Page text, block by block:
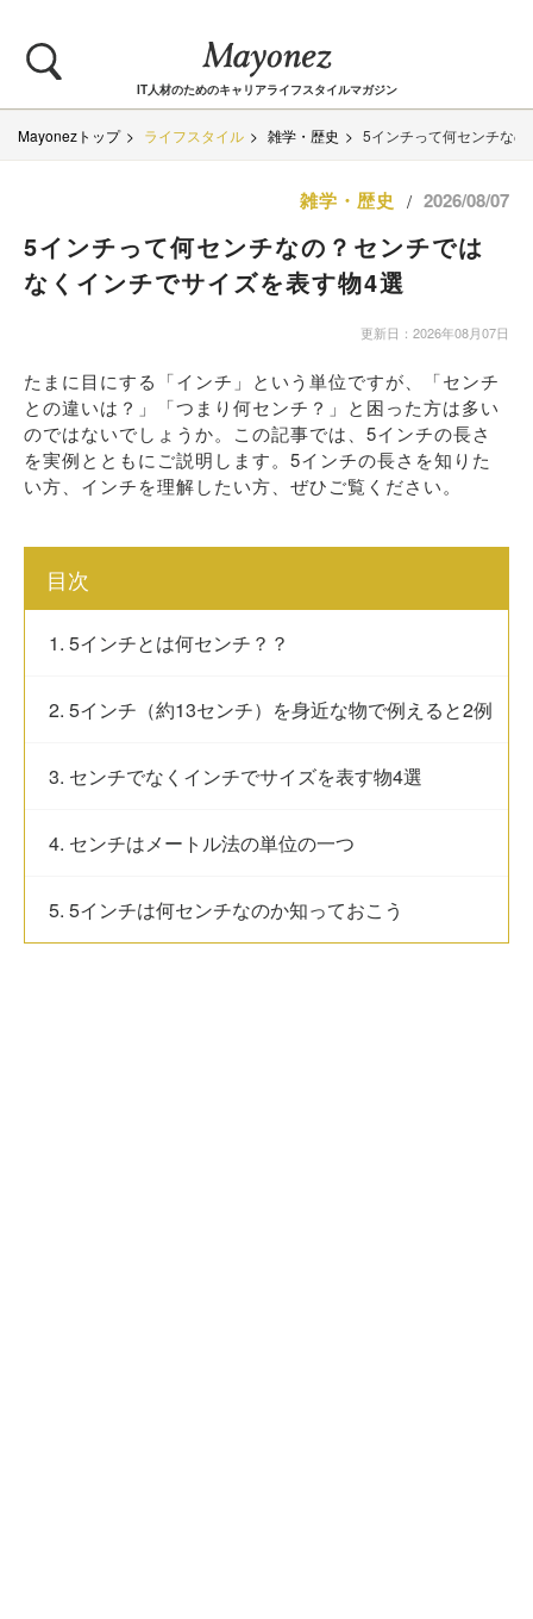
IT人材のためのキャリアライフスタイルマガジン
Mayonezトップ ライフスタイル 雑学・歴史 5インチって何センチな
雑学・歴史 / 2026/08/07
5インチって何センチなの？センチでは
なくインチでサイズを表す物4選
更新日：2026年08月07日
たまに目にする「インチ」という単位ですが、「センチ
との違いは？」「つまり何センチ？」と困った方は多い
のではないでしょうか。この記事では、5インチの長さ
を実例とともにご説明します。5インチの長さを知りた
い方、インチを理解したい方、ぜひご覧ください。
目次
1. 5インチとは何センチ？？
2. 5インチ（約13センチ）を身近な物で例えると2例
3. センチでなくインチでサイズを表す物4選
4. センチはメートル法の単位の一つ
5. 5インチは何センチなのか知っておこう